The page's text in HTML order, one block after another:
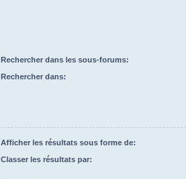
Rechercher dans les sous-forums:
Rechercher dans:
Afficher les résultats sous forme de:
Classer les résultats par: